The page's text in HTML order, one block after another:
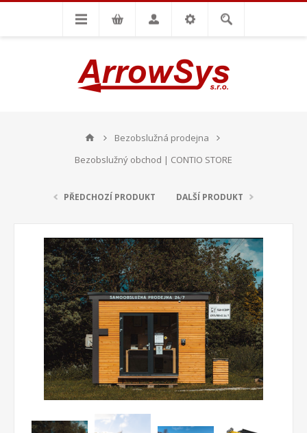
Bezobslužná prodejna
Bezobslužný obchod | CONTIO STORE
PŘEDCHOZÍ PRODUKT DALŠÍ PRODUKT